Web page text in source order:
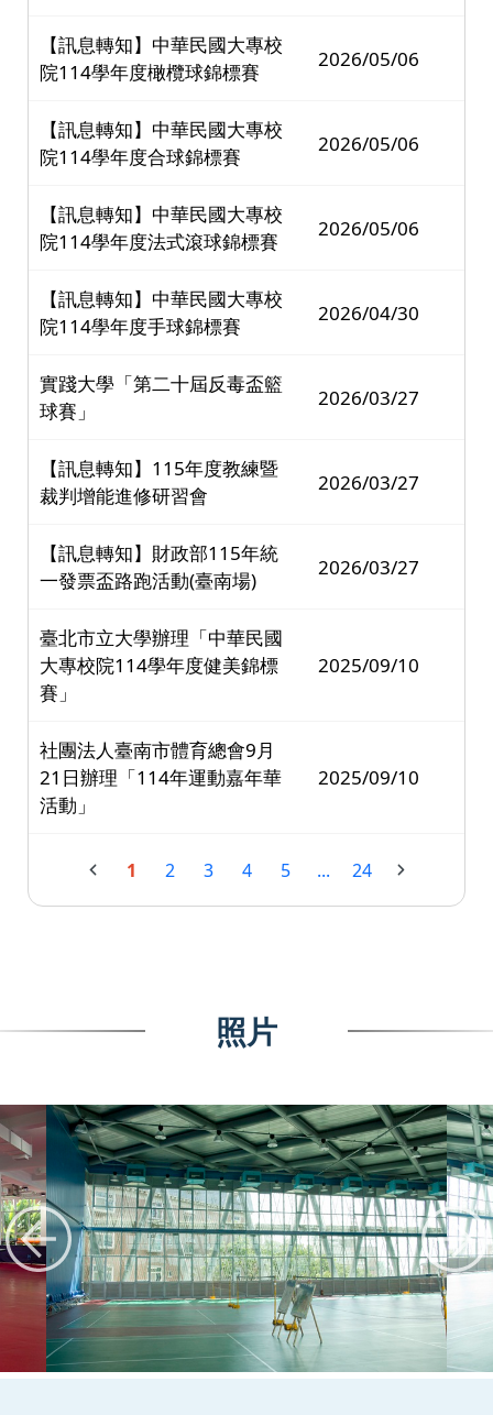
【訊息轉知】中華民國大專校
院114學年度橄欖球錦標賽
2026/05/06
【訊息轉知】中華民國大專校
院114學年度合球錦標賽
2026/05/06
【訊息轉知】中華民國大專校
院114學年度法式滾球錦標賽
2026/05/06
【訊息轉知】中華民國大專校
院114學年度手球錦標賽
2026/04/30
實踐大學「第二十屆反毒盃籃
球賽」
2026/03/27
【訊息轉知】115年度教練暨
裁判增能進修研習會
2026/03/27
【訊息轉知】財政部115年統
一發票盃路跑活動(臺南場)
2026/03/27
臺北市立大學辦理「中華民國
大專校院114學年度健美錦標
賽」
2025/09/10
社團法人臺南市體育總會9月
21日辦理「114年運動嘉年華
活動」
2025/09/10
1 2 3 4 5 ... 24
照片